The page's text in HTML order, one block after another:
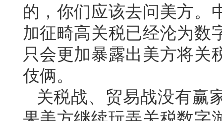
的，你们应该去问美方。
加征畸高关税已经沦为数
只会更加暴露出美方将关
伎俩。
关税战、贸易战没有赢